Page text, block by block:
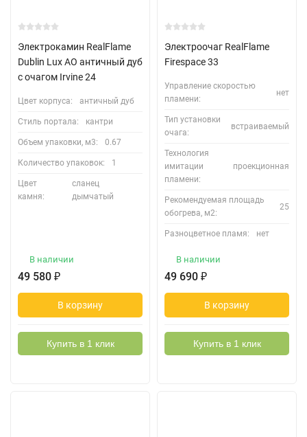
Электрокамин RealFlame
Dublin Lux AO античный дуб
с очагом Irvine 24
Цвет корпуса: античный дуб
Стиль портала: кантри
Объем упаковки, м3: 0.67
Количество упаковок: 1
Цвет
камня:
сланец
дымчатый
В наличии
49 580 ₽
В корзину
Купить в 1 клик
Электроочаг RealFlame
Firespace 33
Управление скоростью
пламени:
нет
Тип установки
очага:
встраиваемый
Технология
имитации
пламени:
проекционная
Рекомендуемая площадь
обогрева, м2:
25
Разноцветное пламя: нет
В наличии
49 690 ₽
В корзину
Купить в 1 клик